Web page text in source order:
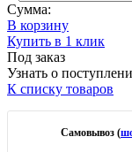
Сумма:
В корзину
Купить в 1 клик
Под заказ
Узнать о
К списку товаров
Самовывоз (